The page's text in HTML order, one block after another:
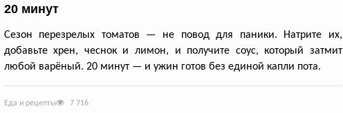
20 минут
Сезон перезрелых томатов — не повод для паники. Натрите их,
добавьте хрен, чеснок и лимон, и получите соус, который затмит
любой варёный. 20 минут — и ужин готов без единой капли пота.
Еда и рецепты 7 716